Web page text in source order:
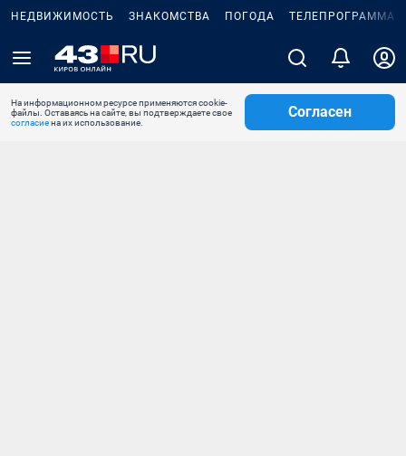
НЕДВИЖИМОСТЬ ЗНАКОМСТВА ПОГОДА ТЕЛЕПРОГРАММА
На информационном ресурсе применяются cookie-
файлы. Оставаясь на сайте, вы подтверждаете свое
согласиена их использование.
Согласен